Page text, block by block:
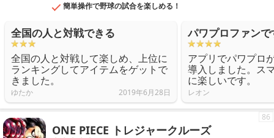
簡単操作で野球の試合を楽しめる！
全国の人と対戦できる
全国の人と対戦して楽しめ、上位に
ランキングしてアイテムをゲットで
きました。
ゆたか 2019年6月28日
パワプロファンで
アプリでパワプロ
導入しました。ス
に楽しいです。
レオン
ONE PIECE トレジャークルーズ
86